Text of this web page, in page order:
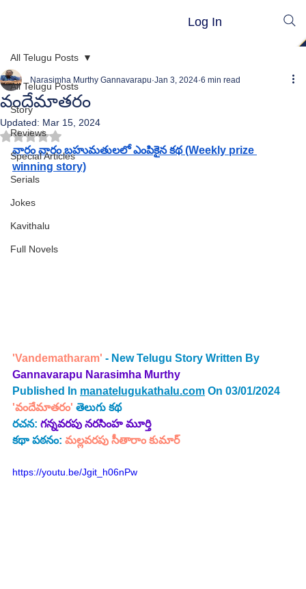
Log In
All Telugu Posts
Story
Reviews
Special Articles
Serials
Jokes
Kavithalu
Full Novels
All Telugu Posts
వందేమాత‌రం
Narasimha Murthy Gannavarapu Jan 3, 2024 6 min read
Updated: Mar 15, 2024
Rated NaN out of 5 stars.
వారం వారం బహుమతులలో ఎంపికైన కథ (Weekly prize
winning story)
'Vandematharam' - New Telugu Story Written By
Gannavarapu Narasimha Murthy
Published In manatelugukathalu.com On 03/01/2024
'వందేమాత‌రం' తెలుగు కథ
రచన: గన్నవరపు నరసింహ మూర్తి
కథా పఠనం: మల్లవరపు సీతారాం కుమార్
https://youtu.be/Jgit_h06nPw